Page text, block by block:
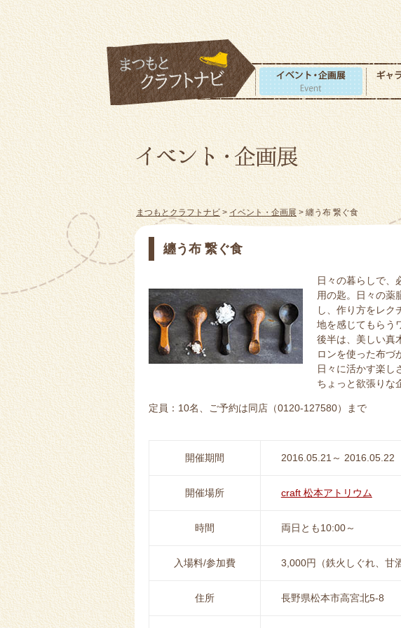
まつもとクラフトナビ > イベント・企画展> 纏う布 繋ぐ食
纏う布 繋ぐ食
日々の暮らしで、
用の匙。日々の薬
し、作り方をレク
地を感じてもらう
後半は、美しい真
ロンを使った布づ
日々に活かす楽し
ちょっと欲張りな
定員：10名、ご予約は同店（0120-127580）まで
開催期間 2016.05.21～ 2016.05.22
開催場所 craft 松本アトリウム
時間 両日とも10:00～
入場料/参加費 3,000円（鉄火しぐれ、甘
住所 長野県松本市高宮北5-8